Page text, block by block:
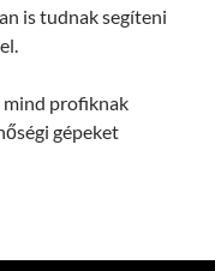
is tudnak segíteni
mind profiknak
gépeket